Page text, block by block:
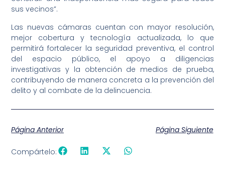
sus vecinos”.
Las nuevas cámaras cuentan con mayor resolución,
mejor cobertura y tecnología actualizada, lo que
permitirá fortalecer la seguridad preventiva, el control
del espacio público, el apoyo a diligencias
investigativas y la obtención de medios de prueba,
contribuyendo de manera concreta a la prevención del
delito y al combate de la delincuencia.
Página Anterior Página Siguiente
Compártelo: